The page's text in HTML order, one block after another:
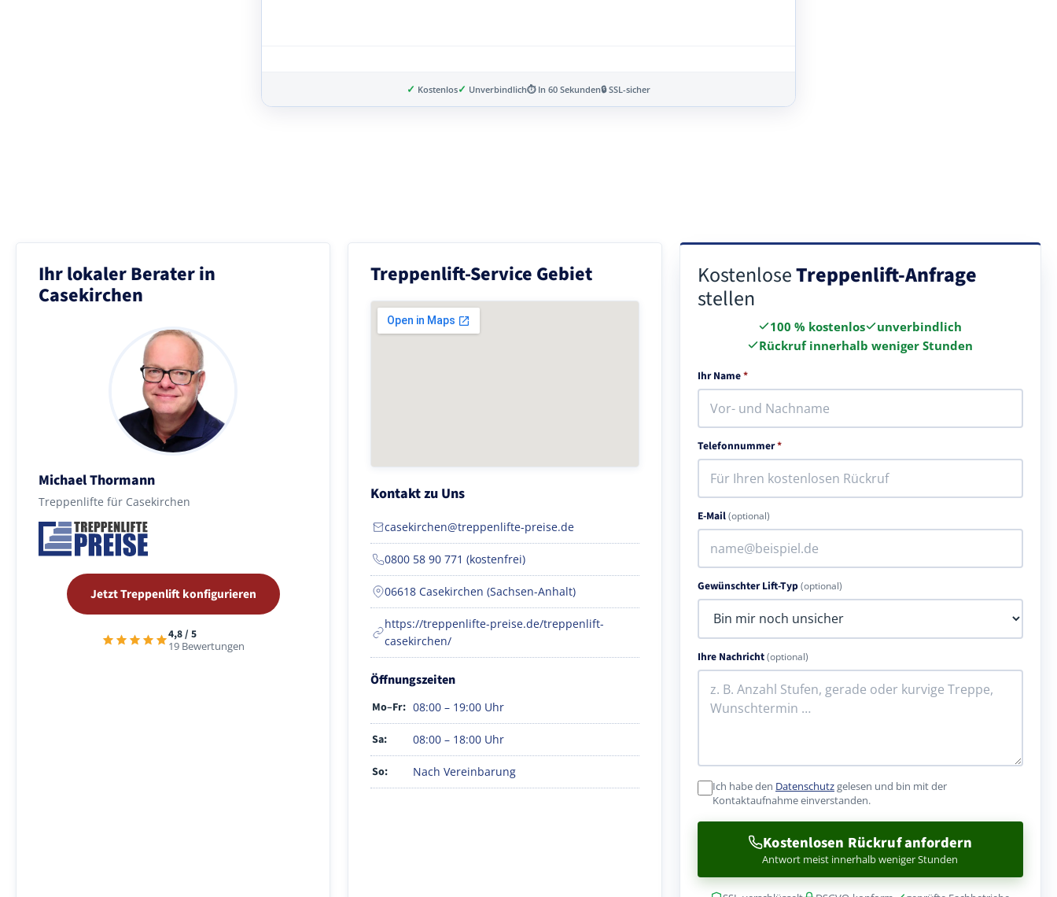
✓ Kostenlos✓ Unverbindlich⏱ In 60 Sekunden🔒 SSL-sicher
Ihr lokaler Berater in
Casekirchen
Michael Thormann
Treppenlifte für Casekirchen
Jetzt Treppenlift konfigurieren
4,8 / 5
19 Bewertungen
Treppenlift-Service Gebiet
Kontakt zu Uns
casekirchen@treppenlifte-preise.de
0800 58 90 771 (kostenfrei)
06618 Casekirchen (Sachsen-Anhalt)
https://treppenlifte-preise.de/treppenlift-
casekirchen/
Öffnungszeiten
Mo–Fr: 08:00 – 19:00 Uhr
Sa: 08:00 – 18:00 Uhr
So: Nach Vereinbarung
KostenloseTreppenlift-Anfrage
stellen
100 % kostenlos
unverbindlich
Rückruf innerhalb weniger Stunden
Ihr Name*
Telefonnummer*
E-Mail(optional)
Gewünschter Lift-Typ(optional)
Ihre Nachricht(optional)
Ich habe den Datenschutzgelesen und bin mit der
Kontaktaufnahme einverstanden.
Kostenlosen Rückruf anfordern
Antwort meist innerhalb weniger Stunden